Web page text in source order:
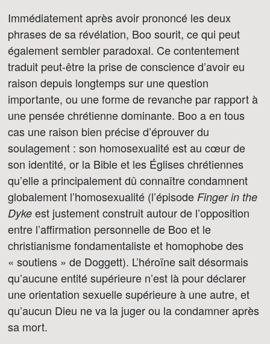
Immédiatement après avoir prononcé les deux
phrases de sa révélation, Boo sourit, ce qui peut
également sembler paradoxal. Ce contentement
traduit peut-être la prise de conscience d’avoir eu
raison depuis longtemps sur une question
importante, ou une forme de revanche par rapport à
une pensée chrétienne dominante. Boo a en tous
cas une raison bien précise d’éprouver du
soulagement : son homosexualité est au cœur de
son identité, or la Bible et les Églises chrétiennes
qu’elle a principalement dû connaître condamnent
globalement l’homosexualité (l’épisode Finger in the
Dyke est justement construit autour de l’opposition
entre l’affirmation personnelle de Boo et le
christianisme fondamentaliste et homophobe des
« soutiens » de Doggett). L’héroïne sait désormais
qu’aucune entité supérieure n’est là pour déclarer
une orientation sexuelle supérieure à une autre, et
qu’aucun Dieu ne va la juger ou la condamner après
sa mort.